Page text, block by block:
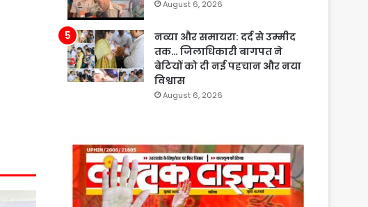
August 6, 2026
नव्या और समायरा: दर्द से उम्मीद
तक… जिलाधिकारी बागपत ने
बेटियों को दी नई पहचान और नया
विश्वास
August 6, 2026